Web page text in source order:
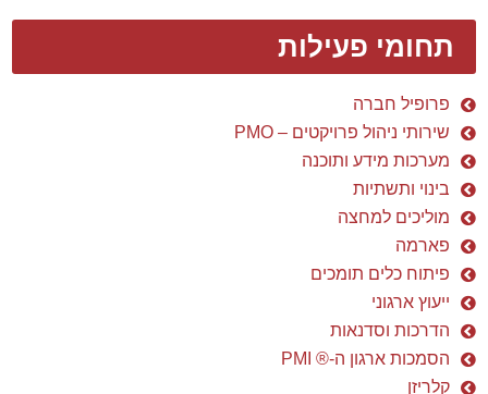
תחומי פעילות
פרופיל חברה
שירותי ניהול פרויקטים – PMO
מערכות מידע ותוכנה
בינוי ותשתיות
מוליכים למחצה
פארמה
פיתוח כלים תומכים
ייעוץ ארגוני
הדרכות וסדנאות
הסמכות ארגון ה-® PMI
קלריזן